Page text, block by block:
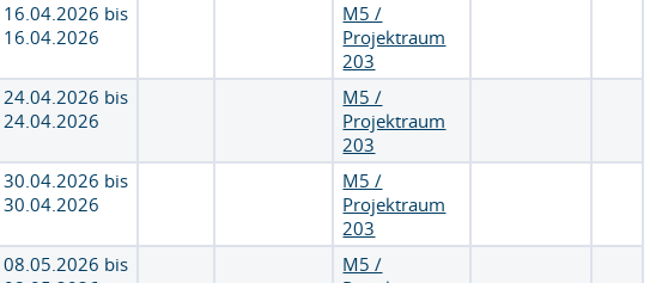
16.04.2026 bis
16.04.2026
M5 /
Projektraum
203
24.04.2026 bis
24.04.2026
M5 /
Projektraum
203
30.04.2026 bis
30.04.2026
M5 /
Projektraum
203
08.05.2026 bis
M5 /